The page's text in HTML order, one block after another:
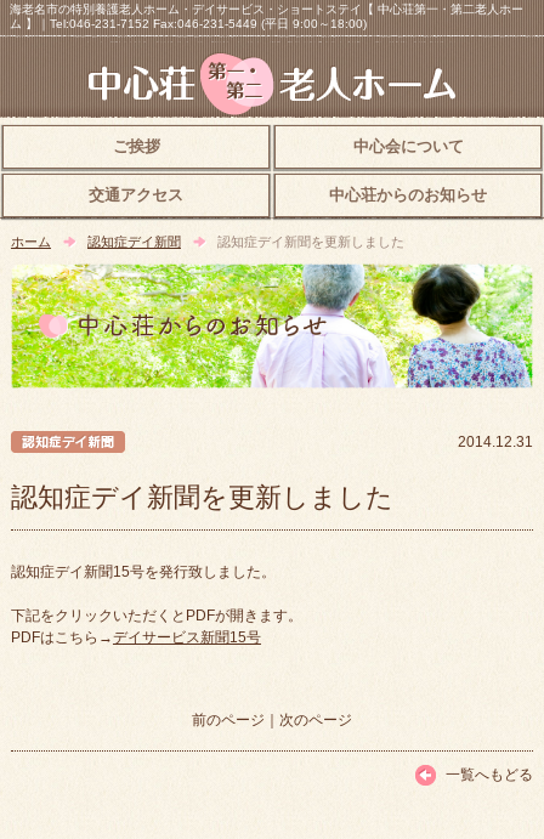
海老名市の特別養護老人ホーム・デイサービス・ショートステイ【 中心荘第一・第二老人ホー
ム 】｜Tel:046-231-7152 Fax:046-231-5449 (平日 9:00～18:00)
ご挨拶 中心会について
交通アクセス 中心荘からのお知らせ
ホーム 認知症デイ新聞 認知症デイ新聞を更新しました
2014.12.31
認知症デイ新聞を更新しました
認知症デイ新聞15号を発行致しました。
下記をクリックいただくとPDFが開きます。
PDFはこちら→デイサービス新聞15号
前のページ ｜ 次のページ
一覧へもどる